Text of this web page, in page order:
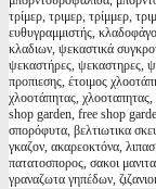
τρίμερ, τριμερ, τρίμμερ,
ευθυγραμμιστής,
κλαδιων, ψεκαστικά
ψεκαστήρες, ψεκαστηρες,
προπιεσης, έτοιμος
χλοοτάπητας,
shop garden, free shop
σπορόφυτα, βελτιωτικα
γκαζον, ακαρεοκτόνα,
πατατοσπορος, σακοι
γραναζωτα γηπέδων,